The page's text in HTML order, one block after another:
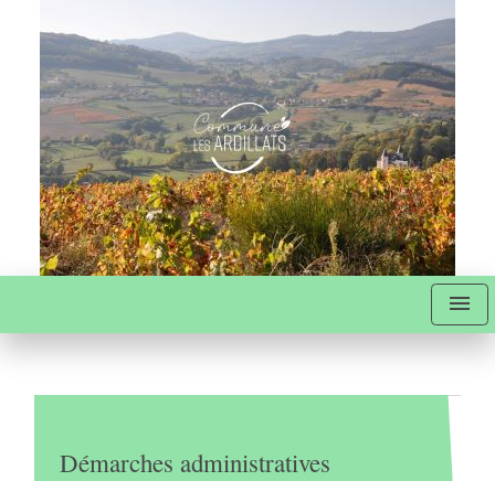
menu
Démarches administratives